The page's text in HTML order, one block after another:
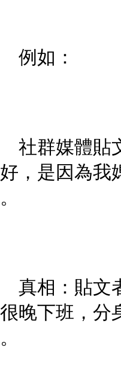
如：
群媒體貼文
，是因為我
相：貼文者
晚下班，分